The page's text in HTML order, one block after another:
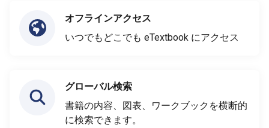
オフラインアクセス
いつでもどこでも eTextbook にアクセス
グローバル検索
書籍の内容、図表、ワークブックを横断的
に検索できます。